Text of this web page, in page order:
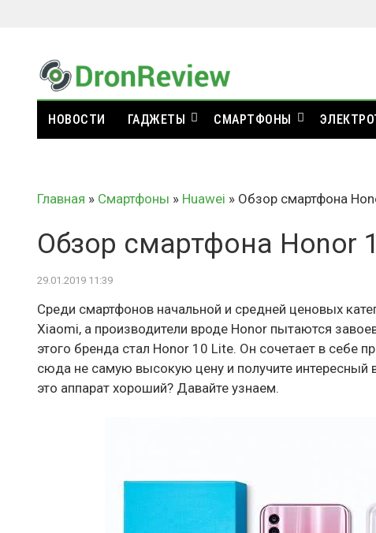
НОВОСТИ ГАДЖЕТЫ СМАРТФОНЫ
Главная » Смартфоны » Huawei » Обзор смартфона
Обзор смартфона Honor
29.01.2019 11:39
Среди смартфонов начальной и средней ценовых
Xiaomi, а производители вроде Honor пытаются
этого бренда стал Honor 10 Lite. Он сочетает в себе
сюда не самую высокую цену и получите интересный
это аппарат хороший? Давайте узнаем.